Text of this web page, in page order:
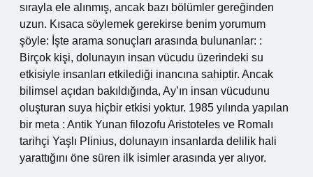
sırayla ele alınmış, ancak bazı bölümler gereğinden
uzun. Kısaca söylemek gerekirse benim yorumum
şöyle: İşte arama sonuçları arasında bulunanlar: :
Birçok kişi, dolunayın insan vücudu üzerindeki su
etkisiyle insanları etkilediği inancına sahiptir. Ancak
bilimsel açıdan bakıldığında, Ay’ın insan vücudunu
oluşturan suya hiçbir etkisi yoktur. 1985 yılında yapılan
bir meta : Antik Yunan filozofu Aristoteles ve Romalı
tarihçi Yaşlı Plinius, dolunayın insanlarda delilik hali
yarattığını öne süren ilk isimler arasında yer alıyor.